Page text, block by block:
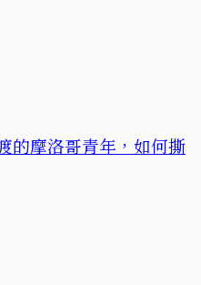
的摩洛哥青年，如何撕